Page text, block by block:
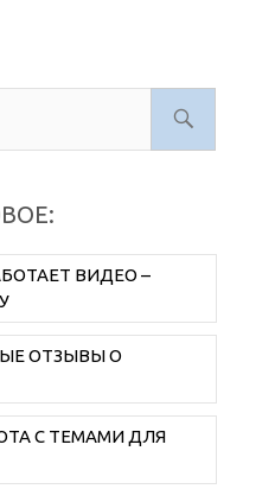
ВИДЕО –
ОТЗЫВЫ О
С ТЕМАМИ ДЛЯ